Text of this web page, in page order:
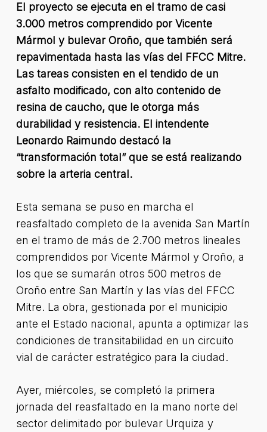
El proyecto se ejecuta en el tramo de casi
3.000 metros comprendido por Vicente
Mármol y bulevar Oroño, que también será
repavimentada hasta las vías del FFCC Mitre.
Las tareas consisten en el tendido de un
asfalto modificado, con alto contenido de
resina de caucho, que le otorga más
durabilidad y resistencia. El intendente
Leonardo Raimundo destacó la
“transformación total” que se está realizando
sobre la arteria central.
Esta semana se puso en marcha el
reasfaltado completo de la avenida San Martín
en el tramo de más de 2.700 metros lineales
comprendidos por Vicente Mármol y Oroño, a
los que se sumarán otros 500 metros de
Oroño entre San Martín y las vías del FFCC
Mitre. La obra, gestionada por el municipio
ante el Estado nacional, apunta a optimizar las
condiciones de transitabilidad en un circuito
vial de carácter estratégico para la ciudad.
Ayer, miércoles, se completó la primera
jornada del reasfaltado en la mano norte del
sector delimitado por bulevar Urquiza y